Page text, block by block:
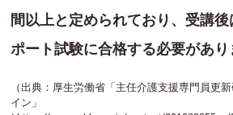
間以上と定められており、受講
ポート試験に合格する必要があり
（出典：厚生労働省「主任介護支援専門員更
イン」